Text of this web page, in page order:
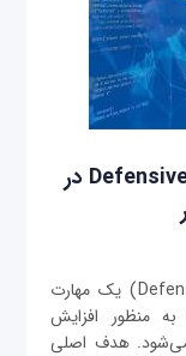
آشنایی با مفهوم Defensive Programming در
برنامه‌نویسی تدافعی (Defensive Programming) یک مهارت
منظور افزایش
می‌شود. هدف اصلی